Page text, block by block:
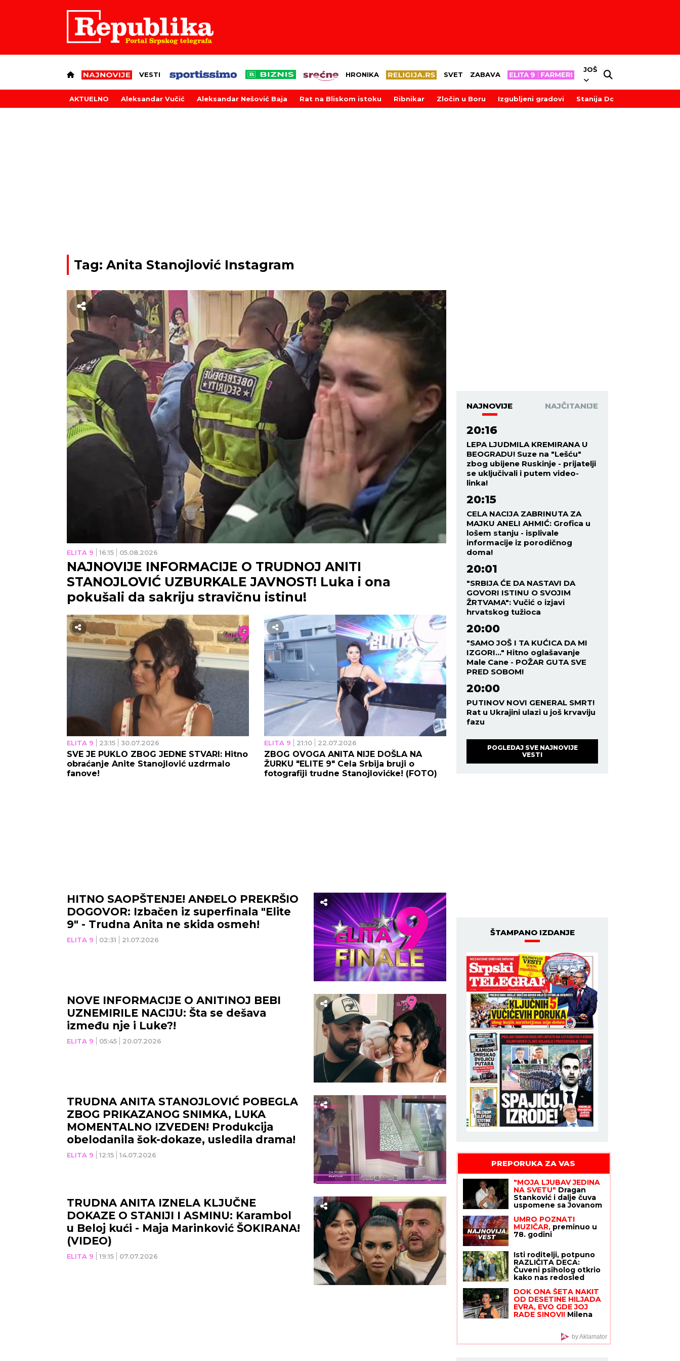
VESTI HRONIKA SVET ZABAVA
JOŠ
AKTUELNO Aleksandar Vučić Aleksandar Nešović Baja Rat na Bliskom istoku Ribnikar Zločin u Boru Izgubljeni gradovi Stanija Dobrojević
Tag: Anita Stanojlović Instagram
ELITA 9 16:15 05.08.2026
NAJNOVIJE INFORMACIJE O TRUDNOJ ANITI
STANOJLOVIĆ UZBURKALE JAVNOST! Luka i ona
pokušali da sakriju stravičnu istinu!
ELITA 9 23:15 30.07.2026
SVE JE PUKLO ZBOG JEDNE STVARI: Hitno
obraćanje Anite Stanojlović uzdrmalo
fanove!
ELITA 9 21:10 22.07.2026
ZBOG OVOGA ANITA NIJE DOŠLA NA
ŽURKU "ELITE 9" Cela Srbija bruji o
fotografiji trudne Stanojlovićke! (FOTO)
ELITA 9 02:31 21.07.2026
HITNO SAOPŠTENJE! ANĐELO PREKRŠIO
DOGOVOR: Izbačen iz superfinala "Elite
9" - Trudna Anita ne skida osmeh!
ELITA 9 05:45 20.07.2026
NOVE INFORMACIJE O ANITINOJ BEBI
UZNEMIRILE NACIJU: Šta se dešava
između nje i Luke?!
ELITA 9 12:15 14.07.2026
TRUDNA ANITA STANOJLOVIĆ POBEGLA
ZBOG PRIKAZANOG SNIMKA, LUKA
MOMENTALNO IZVEDEN! Produkcija
obelodanila šok-dokaze, usledila drama!
ELITA 9 19:15 07.07.2026
TRUDNA ANITA IZNELA KLJUČNE
DOKAZE O STANIJI I ASMINU: Karambol
u Beloj kući - Maja Marinković ŠOKIRANA!
(VIDEO)
NAJNOVIJE NAJČITANIJE
20:16
LEPA LJUDMILA KREMIRANA U
BEOGRADU! Suze na "Lešću"
zbog ubijene Ruskinje - prijatelji
se uključivali i putem video-
linka!
20:15
CELA NACIJA ZABRINUTA ZA
MAJKU ANELI AHMIĆ: Grofica u
lošem stanju - isplivale
informacije iz porodičnog
doma!
20:01
"SRBIJA ĆE DA NASTAVI DA
GOVORI ISTINU O SVOJIM
ŽRTVAMA": Vučić o izjavi
hrvatskog tužioca
20:00
"SAMO JOŠ I TA KUĆICA DA MI
IZGORI..." Hitno oglašavanje
Male Cane - POŽAR GUTA SVE
PRED SOBOM!
20:00
PUTINOV NOVI GENERAL SMRT!
Rat u Ukrajini ulazi u još krvaviju
fazu
POGLEDAJ SVE NAJNOVIJE
VESTI
ŠTAMPANO IZDANJE
PREPORUKA ZA VAS
"MOJA LJUBAV JEDINA
NA SVETU" Dragan
Stanković i dalje čuva
uspomene sa Jovanom
detalja svi komentarišu
da je nije preboleo
UMRO POZNATI
MUZIČAR, preminuo u
78. godini
Isti roditelji, potpuno
RAZLIČITA DECA:
Čuveni psiholog otkrio
kako nas redosled
jedno dete uvek
IZVUČE DEBLJI KRAJ
DOK ONA ŠETA NAKIT
OD DESETINE HILJADA
EVRA, EVO GDE JOJ
RADE SINOVI! Milena
naslednicima, jedan je
na primorju
by Aklamator